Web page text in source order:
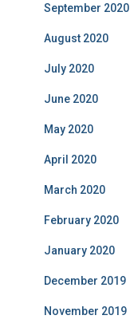
September 2020
August 2020
July 2020
June 2020
May 2020
April 2020
March 2020
February 2020
January 2020
December 2019
November 2019